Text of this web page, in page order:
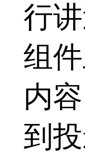
行
组
内
到